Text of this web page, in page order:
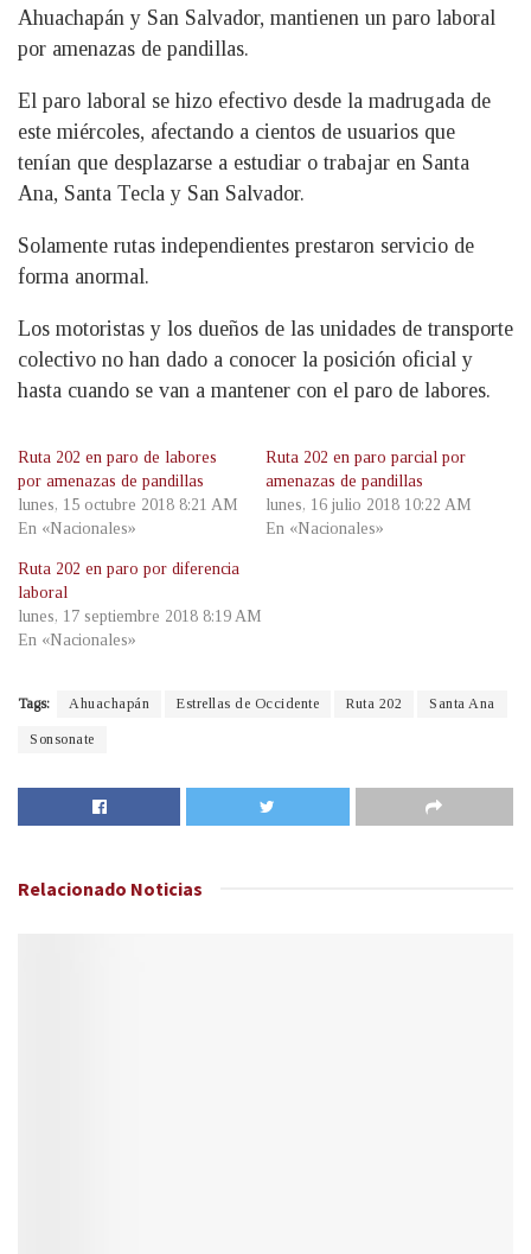
Ahuachapán y San Salvador, mantienen un paro laboral
por amenazas de pandillas.
El paro laboral se hizo efectivo desde la madrugada de
este miércoles, afectando a cientos de usuarios que
tenían que desplazarse a estudiar o trabajar en Santa
Ana, Santa Tecla y San Salvador.
Solamente rutas independientes prestaron servicio de
forma anormal.
Los motoristas y los dueños de las unidades de transporte
colectivo no han dado a conocer la posición oficial y
hasta cuando se van a mantener con el paro de labores.
Ruta 202 en paro de labores
por amenazas de pandillas
lunes, 15 octubre 2018 8:21 AM
En «Nacionales»
Ruta 202 en paro parcial por
amenazas de pandillas
lunes, 16 julio 2018 10:22 AM
En «Nacionales»
Ruta 202 en paro por diferencia
laboral
lunes, 17 septiembre 2018 8:19 AM
En «Nacionales»
Tags: Ahuachapán Estrellas de Occidente Ruta 202 Santa Ana
Sonsonate
Relacionado Noticias